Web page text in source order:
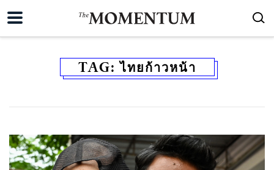
TAG:ไทยก้าวหน้า